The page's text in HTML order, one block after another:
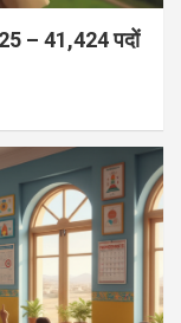
– 41,424 पदों